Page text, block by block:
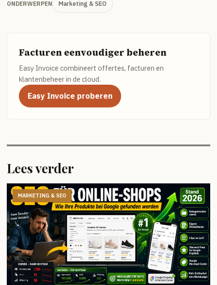
ONDERWERPEN Marketing & SEO
Facturen eenvoudiger beheren
Easy Invoice combineert offertes, facturen en
klantenbeheer in de cloud.
Easy Invoice proberen
Lees verder
MARKETING & SEO